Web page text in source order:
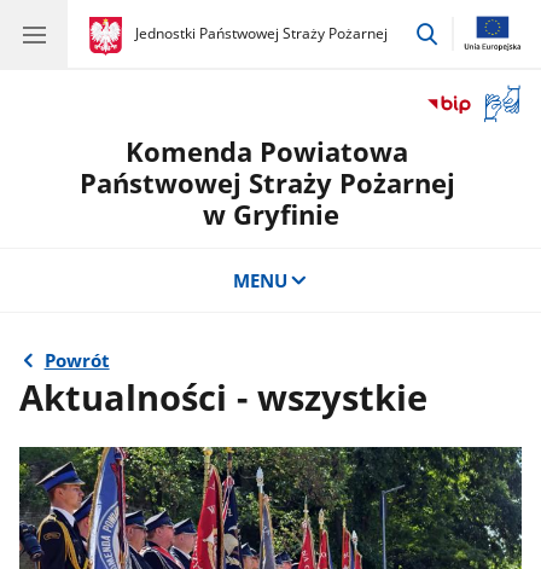
gov.pl
Jednostki Państwowej Straży Pożarnej
gov.pl
Jednostki
przejdź
okno
Komenda Powiatowa
Państwowej Straży Pożarnej
w Gryfinie
MENU
Powrót
Aktualności - wszystkie